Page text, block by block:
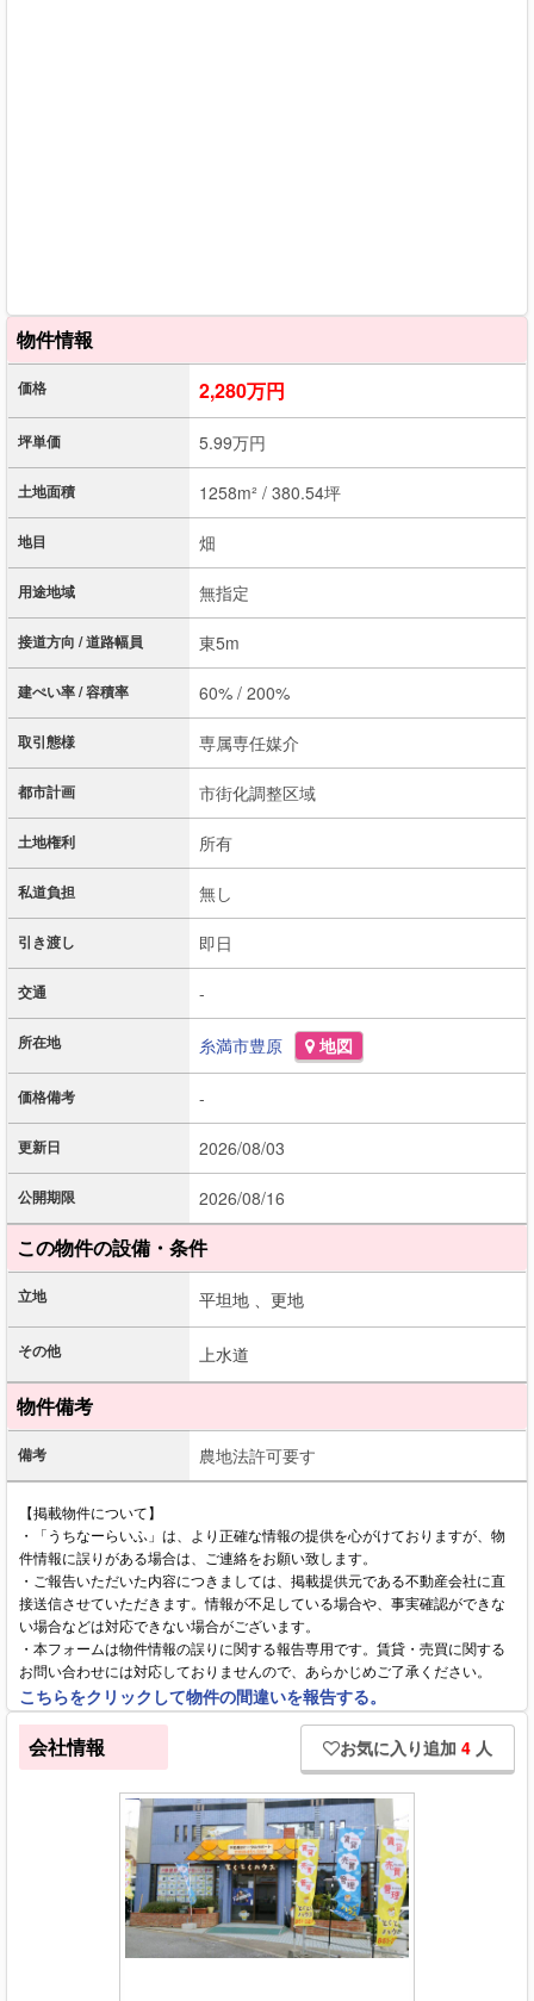
物件情報
価格 2,280万円
坪単価 5.99万円
土地面積 1258m² / 380.54坪
地目 畑
用途地域 無指定
接道方向 / 道路幅員 東5m
建ぺい率 / 容積率 60% / 200%
取引態様 専属専任媒介
都市計画 市街化調整区域
土地権利 所有
私道負担 無し
引き渡し 即日
交通 -
所在地 糸満市豊原 地図
価格備考 -
更新日 2026/08/03
公開期限 2026/08/16
この物件の設備・条件
立地 平坦地 、 更地
その他 上水道
物件備考
備考 農地法許可要す
【掲載物件について】
・「うちなーらいふ」は、より正確な情報の提供を心がけておりますが、物
件情報に誤りがある場合は、ご連絡をお願い致します。
・ご報告いただいた内容につきましては、掲載提供元である不動産会社に直
接送信させていただきます。情報が不足している場合や、事実確認ができな
い場合などは対応できない場合がございます。
・本フォームは物件情報の誤りに関する報告専用です。賃貸・売買に関する
お問い合わせには対応しておりませんので、あらかじめご了承ください。
こちらをクリックして物件の間違いを報告する。
会社情報 お気に入り追加 4 人